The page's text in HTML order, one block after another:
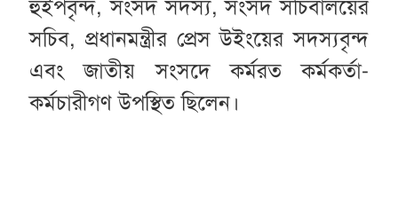
হুইপবৃন্দ, সংসদ সদস্য, সংসদ সচিবালয়ের
সচিব, প্রধানমন্ত্রীর প্রেস উইংয়ের সদস্যবৃন্দ
এবং জাতীয় সংসদে কর্মরত কর্মকর্তা-
কর্মচারীগণ উপস্থিত ছিলেন।